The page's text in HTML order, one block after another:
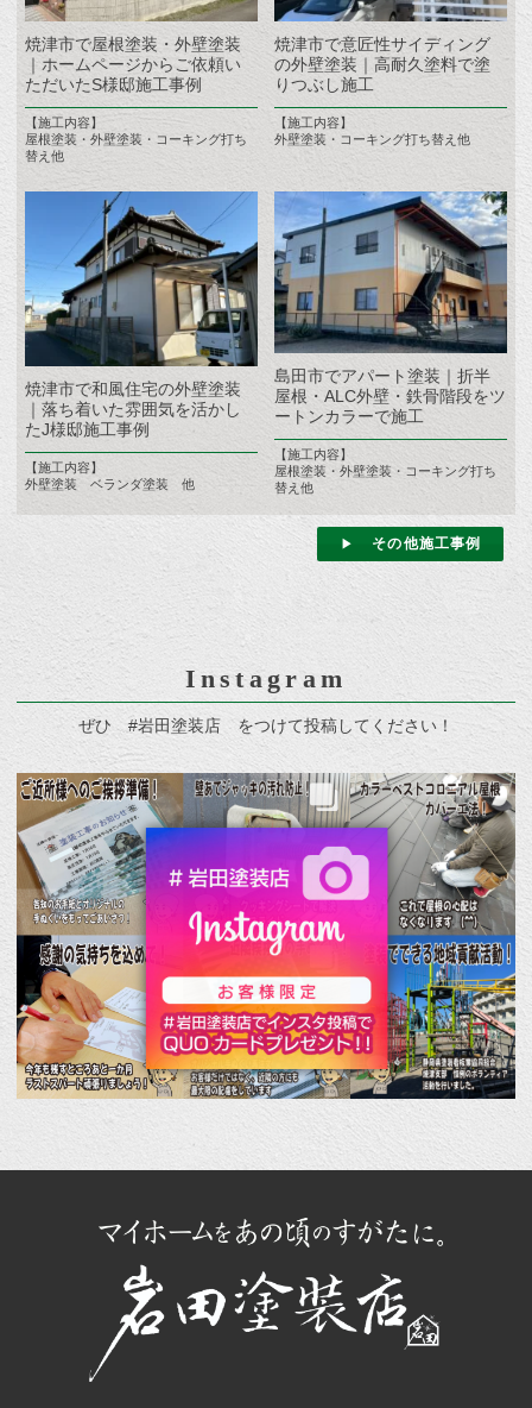
焼津市で屋根塗装・外壁塗装
｜ホームページからご依頼い
ただいたS様邸施工事例
【施工内容】
屋根塗装・外壁塗装・コーキング打ち
替え他
焼津市で意匠性サイディング
の外壁塗装｜高耐久塗料で塗
りつぶし施工
【施工内容】
外壁塗装・コーキング打ち替え他
焼津市で和風住宅の外壁塗装
｜落ち着いた雰囲気を活かし
たJ様邸施工事例
【施工内容】
外壁塗装 ベランダ塗装 他
島田市でアパート塗装｜折半
屋根・ALC外壁・鉄骨階段をツ
ートンカラーで施工
【施工内容】
屋根塗装・外壁塗装・コーキング打ち
替え他
その他施工事例
Instagram
ぜひ #岩田塗装店 をつけて投稿してください！